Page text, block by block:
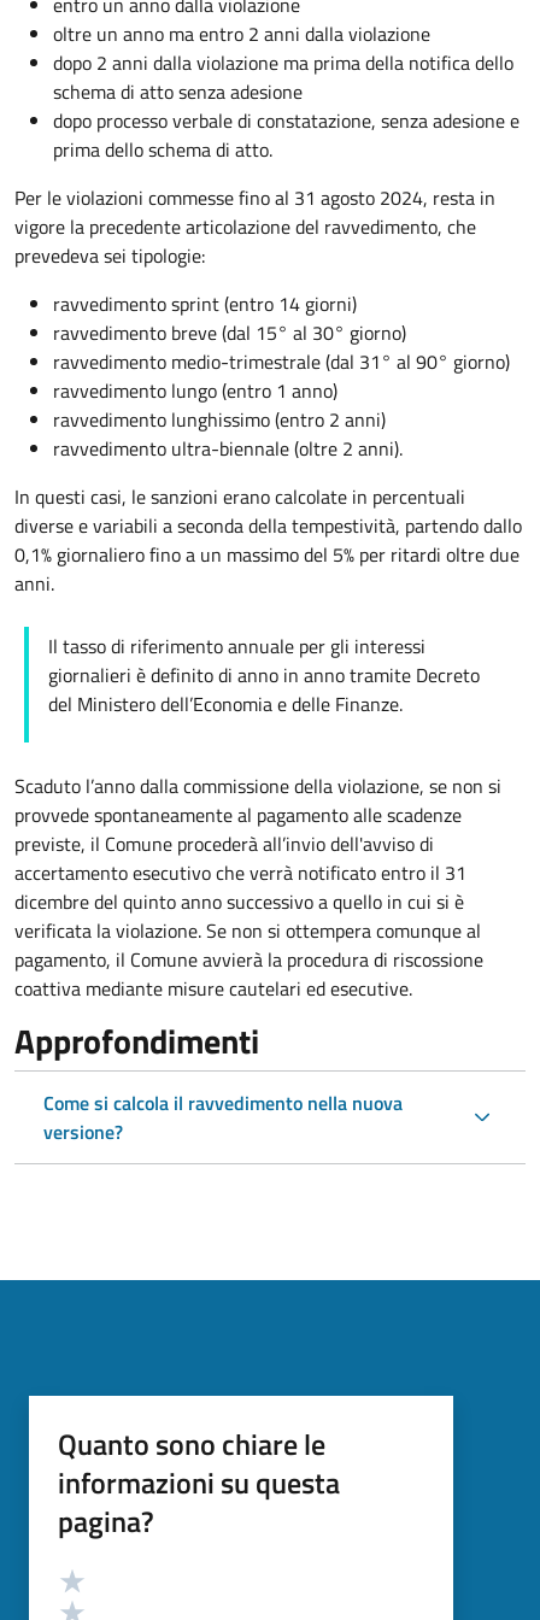
oltre un anno ma entro 2 anni dalla violazione
dopo 2 anni dalla violazione ma prima della notifica dello
schema di atto senza adesione
dopo processo verbale di constatazione, senza adesione e
prima dello schema di atto.
Per le violazioni commesse fino al 31 agosto 2024, resta in
vigore la precedente articolazione del ravvedimento, che
prevedeva sei tipologie:
ravvedimento sprint (entro 14 giorni)
ravvedimento breve (dal 15° al 30° giorno)
ravvedimento medio-trimestrale (dal 31° al 90° giorno)
ravvedimento lungo (entro 1 anno)
ravvedimento lunghissimo (entro 2 anni)
ravvedimento ultra-biennale (oltre 2 anni).
In questi casi, le sanzioni erano calcolate in percentuali
diverse e variabili a seconda della tempestività, partendo dallo
0,1% giornaliero fino a un massimo del 5% per ritardi oltre due
anni.
Il tasso di riferimento annuale per gli interessi
giornalieri è definito di anno in anno tramite Decreto
del Ministero dell’Economia e delle Finanze.
Scaduto l’anno dalla commissione della violazione, se non si
provvede spontaneamente al pagamento alle scadenze
previste, il Comune procederà all’invio dell'avviso di
accertamento esecutivo che verrà notificato entro il 31
dicembre del quinto anno successivo a quello in cui si è
verificata la violazione. Se non si ottempera comunque al
pagamento, il Comune avvierà la procedura di riscossione
coattiva mediante misure cautelari ed esecutive.
Approfondimenti
Come si calcola il ravvedimento nella nuova
versione?
Quanto sono chiare le
informazioni su questa
pagina?
Valutazione